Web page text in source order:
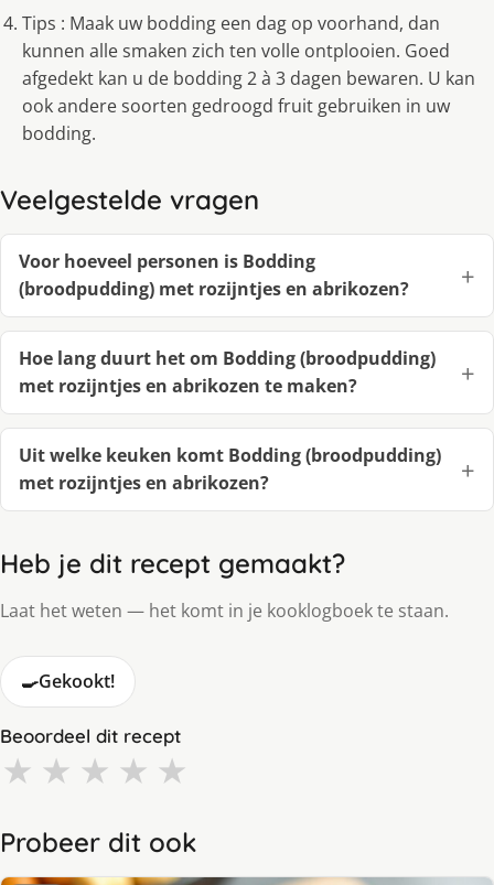
Tips : Maak uw bodding een dag op voorhand, dan
kunnen alle smaken zich ten volle ontplooien. Goed
afgedekt kan u de bodding 2 à 3 dagen bewaren. U kan
ook andere soorten gedroogd fruit gebruiken in uw
bodding.
Veelgestelde vragen
Voor hoeveel personen is Bodding
(broodpudding) met rozijntjes en abrikozen?
Hoe lang duurt het om Bodding (broodpudding)
met rozijntjes en abrikozen te maken?
Uit welke keuken komt Bodding (broodpudding)
met rozijntjes en abrikozen?
Heb je dit recept gemaakt?
Laat het weten — het komt in je kooklogboek te staan.
🍳Gekookt!
Beoordeel dit recept
★ ★ ★ ★ ★
Probeer dit ook